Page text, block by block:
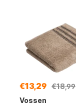
€13,29 €18,99
Vossen